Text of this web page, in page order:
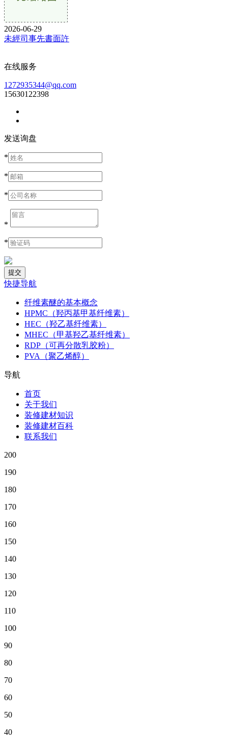
2026-06-29
未經司事先書面許
在线服务
1272935344@qq.com
15630122398
发送询盘
*
*
*
*
*
快捷导航
纤维素醚的基本概念
HPMC（羟丙基甲基纤维素）
HEC（羟乙基纤维素）
MHEC（甲基羟乙基纤维素）
RDP（可再分散乳胶粉）
PVA（聚乙烯醇）
导航
首页
关于我们
装修建材知识
装修建材百科
联系我们
200
190
180
170
160
150
140
130
120
110
100
90
80
70
60
50
40